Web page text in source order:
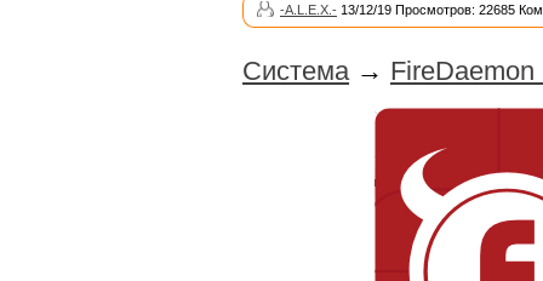
-A.L.E.X.- 13/12/19 Просмотров: 22685
Система →